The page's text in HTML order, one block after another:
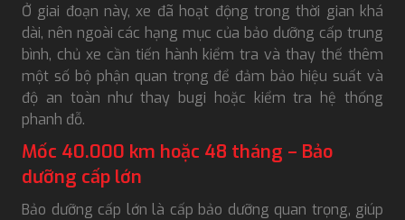
Ở giai đoạn này, xe đã hoạt động trong thời gian khá
dài, nên ngoài các hạng mục của bảo dưỡng cấp trung
bình, chủ xe cần tiến hành kiểm tra và thay thế thêm
một số bộ phận quan trọng để đảm bảo hiệu suất và
độ an toàn như thay bugi hoặc kiểm tra hệ thống
phanh đỗ.
Mốc 40.000 km hoặc 48 tháng – Bảo
dưỡng cấp lớn
Bảo dưỡng cấp lớn là cấp bảo dưỡng quan trọng, giúp